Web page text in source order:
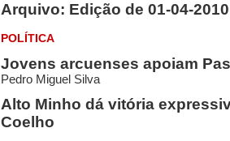
Arquivo: Edição de 01-04-2010
POLÍTICA
Jovens arcuenses apoiam
Pedro Miguel Silva
Alto Minho dá vitória
Coelho